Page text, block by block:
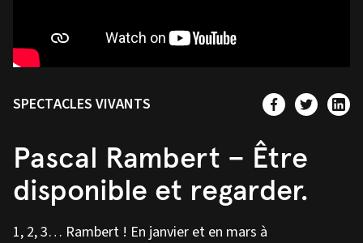
SPECTACLES VIVANTS
Pascal Rambert – Être
disponible et regarder.
1, 2, 3… Rambert ! En janvier et en mars à